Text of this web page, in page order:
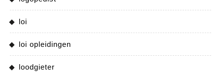
loi
loi opleidingen
loodgieter